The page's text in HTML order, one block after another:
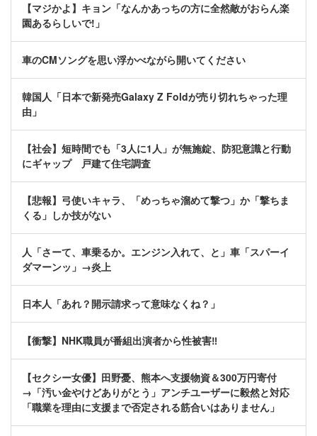
【マジかよ】キョン「なんかあっちの方に全然敵がおらん楽
園あるらしいで!」
車のCMソングを思い浮かべながら開いてください
韓国人「日本で新発売Galaxy Z Foldが売り切れちゃった理
由」
【社会】短時間でも「3人に1人」が無施錠、防犯意識と行動
にギャップ 戸建て住宅調査
【悲報】弓使いキャラ、「めっちゃ溜めて撃つ」か「撃ちま
くる」しか技がない
人「さーて、車乗るか。エンジン入れて、と」車「スパーイ
ダマーンッ」→炎上
日本人「あれ？開示請求って意味なくね？」
【衝撃】NHK職員が番組出演者から性被害‼
【セクシー女優】田野憂、熊本へ支援物資＆300万円寄付
→「汚い金やけどありがとう」アンチユーザーに毅然と対応
「職業を理由に支援まで否定される筋合いはありません」